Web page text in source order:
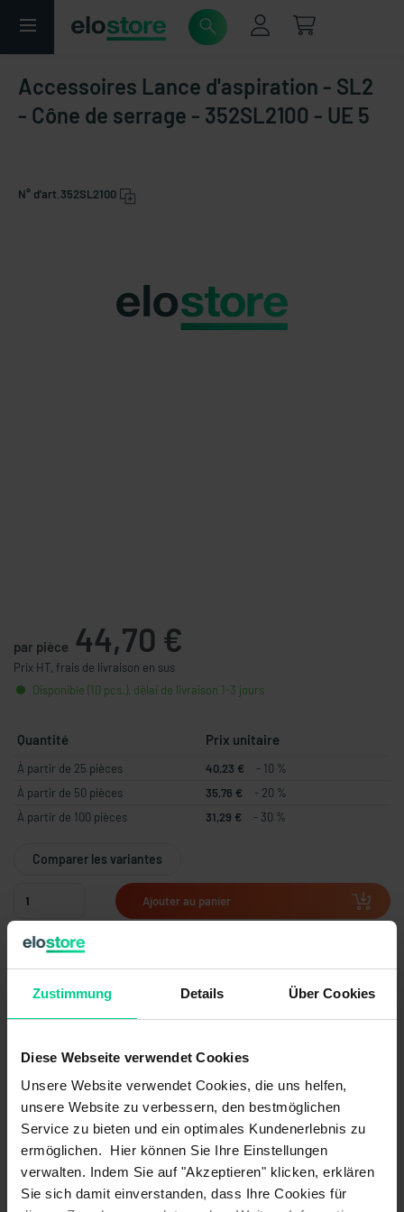
Zustimmung Details Über Cookies
Diese Webseite verwendet Cookies
Unsere Website verwendet Cookies, die uns helfen,
unsere Website zu verbessern, den bestmöglichen
Service zu bieten und ein optimales Kundenerlebnis zu
ermöglichen. Hier können Sie Ihre Einstellungen
verwalten. Indem Sie auf "Akzeptieren" klicken, erklären
Sie sich damit einverstanden, dass Ihre Cookies für
Accessoires Lance d'aspiration - SL2
- Cône de serrage - 352SL2100 - UE 5
N° d'art. 352SL2100
par pièce 44,70 €
Prix HT, frais de livraison en sus
Disponible (10 pcs.), délai de livraison 1-3 jours
Quantité Prix unitaire
À partir de 25 pièces 40,23 €
- 10 %
À partir de 50 pièces
35,76 €
- 20 %
À partir de 100 pièces
31,29 € - 30 %
Comparer les variantes
Ajouter au panier
Créer une offre
Poids de l'article 0.12 kg
Numéro du tarif douanier 85389091